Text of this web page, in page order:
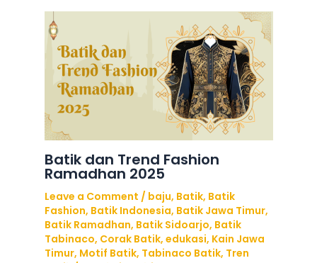
Batik dan Trend Fashion
Ramadhan 2025
Leave a Comment / baju, Batik, Batik
Fashion, Batik Indonesia, Batik Jawa Timur,
Batik Ramadhan, Batik Sidoarjo, Batik
Tabinaco, Corak Batik, edukasi, Kain Jawa
Timur, Motif Batik, Tabinaco Batik, Tren